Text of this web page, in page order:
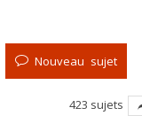
Nouveau sujet
423 sujets